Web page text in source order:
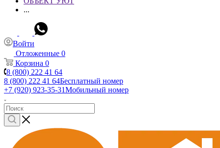
...
Войти
Отложенные 0
Корзина 0
8 (800) 222 41 64
8 (800) 222 41 64Бесплатный номер
+7 (920) 923-35-31Мобильный номер